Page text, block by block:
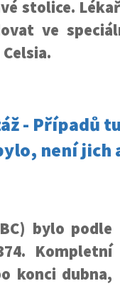
stolice.
ve
- Případů
není jich
bylo podle
Kompletní
konci dubna,